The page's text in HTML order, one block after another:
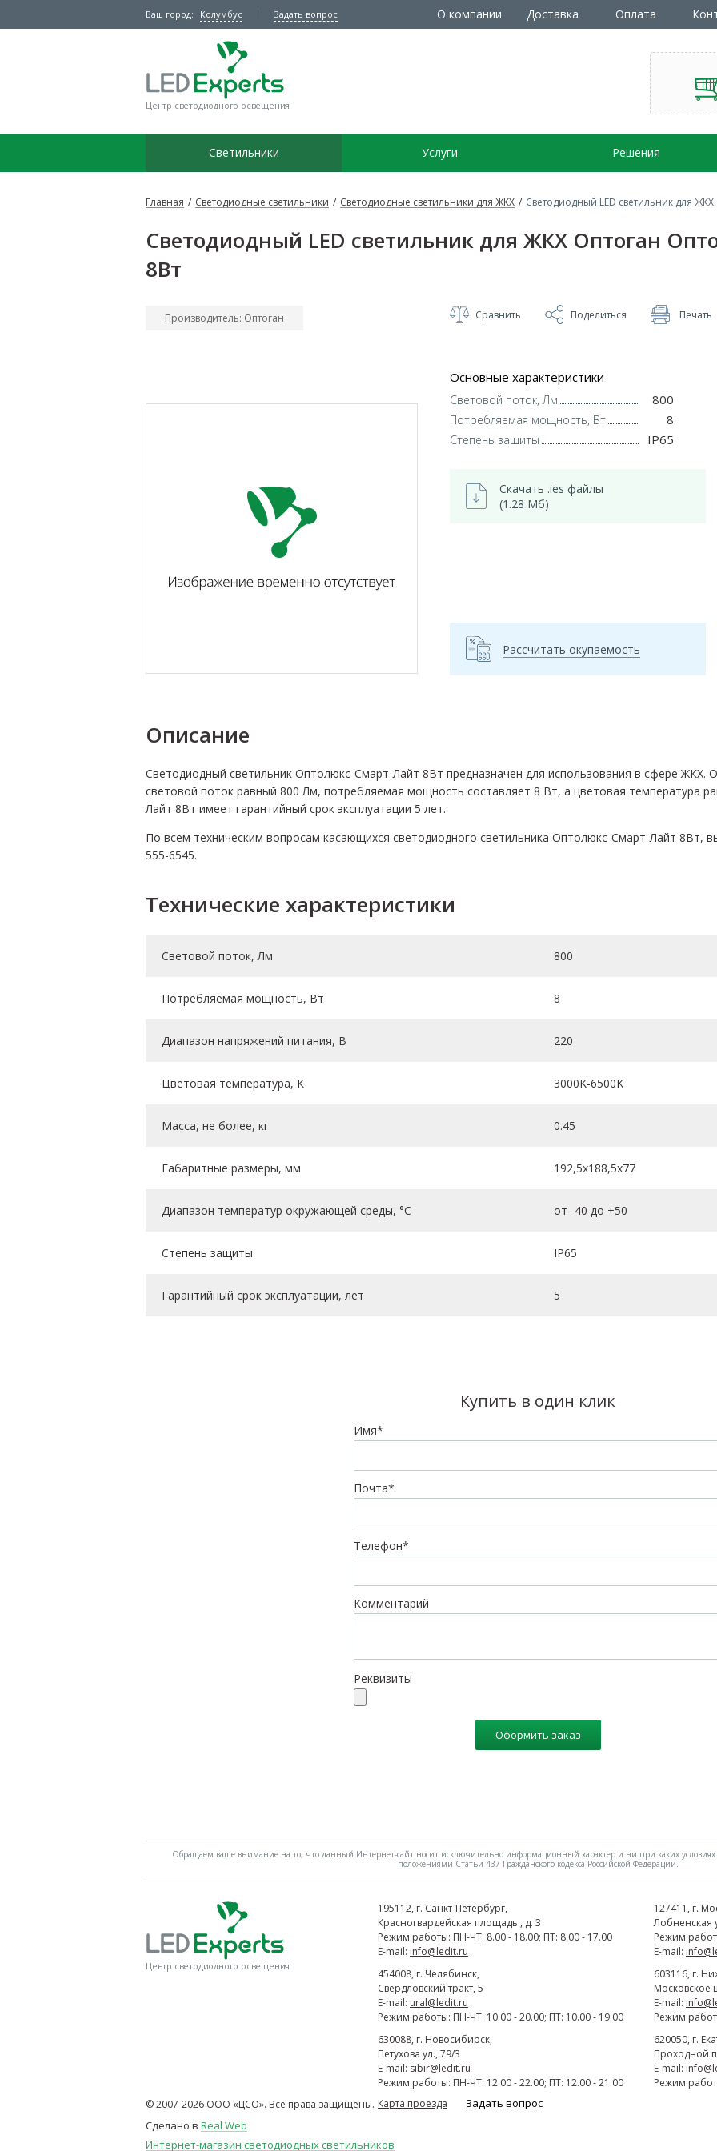
Ваш город: Колумбус Задать вопрос О компании Доставка Оплата
Центр светодиодного освещения
Светильники Услуги Решения
Главная / Светодиодные светильники / Светодиодные светильники для ЖКХ / Светодиодный LED светильник для
Светодиодный LED светильник для ЖКХ Оптоган
8Вт
Производитель: Оптоган Сравнить Поделиться Печать
Основные характеристики
Световой поток, Лм 800
Потребляемая мощность, Вт 8
Степень защиты IP65
Скачать .ies файлы
(1.28 Мб)
Рассчитать окупаемость
Описание
Светодиодный светильник Оптолюкс-Смарт-Лайт 8Вт предназначен для использования в сфере ЖКХ.
световой поток равный 800 Лм, потребляемая мощность составляет 8 Вт, а цветовая температура
Лайт 8Вт имеет гарантийный срок эксплуатации 5 лет.
По всем техническим вопросам касающихся светодиодного светильника Оптолюкс-Смарт-Лайт 8Вт,
555-6545.
Технические характеристики
Световой поток, Лм 800
Потребляемая мощность, Вт 8
Диапазон напряжений питания, В 220
Цветовая температура, К 3000K-6500K
Масса, не более, кг 0.45
Габаритные размеры, мм 192,5х188,5х77
Диапазон температур окружающей среды, °C от -40 до +50
Степень защиты IP65
Гарантийный срок эксплуатации, лет 5
Купить в один клик
Имя*
Почта*
Телефон*
Комментарий
Реквизиты
Оформить заказ
Обращаем ваше внимание на то, что данный Интернет-сайт носит исключительно информационный характер и ни при каких условиях
положениями Статьи 437 Гражданского кодекса Российской Федерации.
Центр светодиодного освещения
195112, г. Cанкт-Петербург,
Красногвардейская площадь., д. 3
Режим работы: ПН-ЧТ: 8.00 - 18.00; ПТ: 8.00 - 17.00
E-mail: info@ledit.ru
127411 , г.
Лобненская
Режим
E-mail:
454008, г. Челябинск,
Свердловский тракт, 5
E-mail: ural@ledit.ru
Режим работы: ПН-ЧТ: 10.00 - 20.00; ПТ: 10.00 - 19.00
603116, г.
Московское
E-mail:
Режим
630088, г. Новосибирск,
Петухова ул., 79/3
E-mail: sibir@ledit.ru
Режим работы: ПН-ЧТ: 12.00 - 22.00; ПТ: 12.00 - 21.00
620050, г.
Проходной
E-mail:
Режим
Карта проезда
Задать вопрос
© 2007-2026 ООО «ЦСО». Все права защищены.
Сделано в Real Web
Интернет-магазин светодиодных светильников